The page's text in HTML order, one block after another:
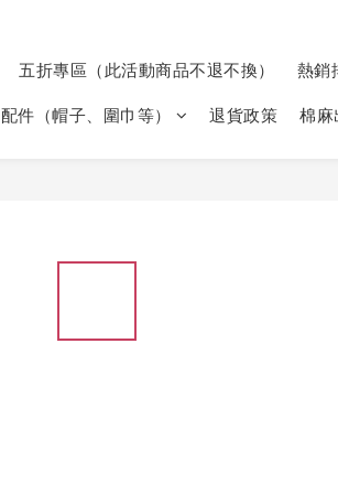
五折專區（此活動商品不退不換）
熱銷
配件（帽子、圍巾等） 退貨政策 棉麻